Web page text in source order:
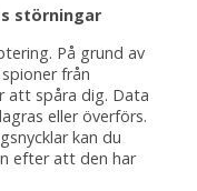
störningar
På grund av
från
att spåra dig. Data
eller överförs.
kan du
efter att den har